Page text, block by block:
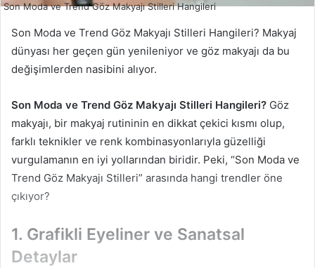
Son Moda ve Trend Göz Makyajı Stilleri Hangileri
Son Moda ve Trend Göz Makyajı Stilleri Hangileri? Makyaj
dünyası her geçen gün yenileniyor ve göz makyajı da bu
değişimlerden nasibini alıyor.
Son Moda ve Trend Göz Makyajı Stilleri Hangileri? Göz
makyajı, bir makyaj rutininin en dikkat çekici kısmı olup,
farklı teknikler ve renk kombinasyonlarıyla güzelliği
vurgulamanın en iyi yollarından biridir. Peki, “Son Moda ve
Trend Göz Makyajı Stilleri” arasında hangi trendler öne
çıkıyor?
1. Grafikli Eyeliner ve Sanatsal
Detaylar